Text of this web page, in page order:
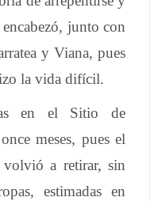
junto con
y Viana, pues
la vida difícil.
en el Sitio de
meses, pues el
a retirar, sin
estimadas en